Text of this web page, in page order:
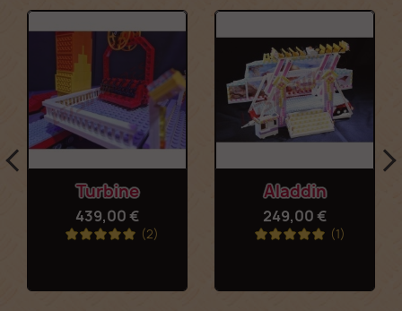
Turbine
439,00 €
(2)
Aladdin
249,00 €
(1)